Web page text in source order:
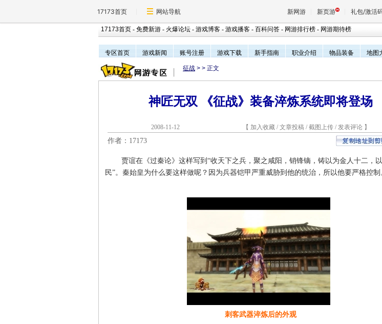
17173首页 网站导航 新网游 新页游 礼包/激活
17173首页 - 免费新游 - 火爆论坛 - 游戏博客 - 游戏播客 - 百科问答 - 网游排行榜 - 网游期待榜
专区首页
游戏新闻 账号注册 游戏下载 新手指南 职业介绍 物品装备 地图
征战 > > 正文
神匠无双 《征战》装备淬炼系统即将登场
2008-11-12 【 加入收藏 / 文章投稿 / 截图上传 / 发表评论 】
作者：17173
贾谊在《过秦论》这样写到“收天下之兵，聚之咸阳，销锋镝，铸以为金人十二，
民”。秦始皇为什么要这样做呢？因为兵器铠甲严重威胁到他的统治，所以他要严格控制
刺客武器淬炼后的外观